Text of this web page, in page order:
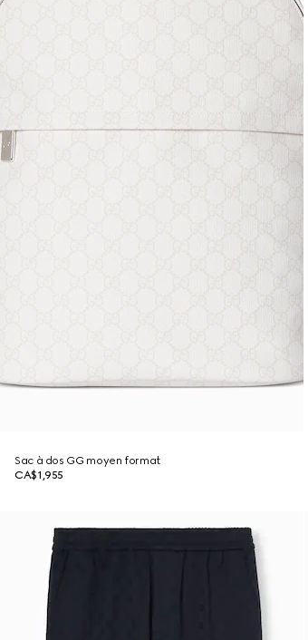
Sac à dos GG moyen format
CA$1,955